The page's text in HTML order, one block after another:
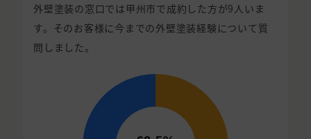
外壁塗装の窓口では甲州市で成約した方が9人いま
す。そのお客様に今までの外壁塗装経験について質
問しました。